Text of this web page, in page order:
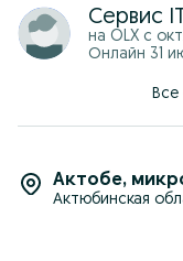
Сервис IT
на OLX с
Онлайн 31
Все
Актобе,
Актюбинская